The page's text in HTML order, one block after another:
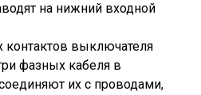
на нижний входной
выключателя
фазных кабеля в
их с проводами,